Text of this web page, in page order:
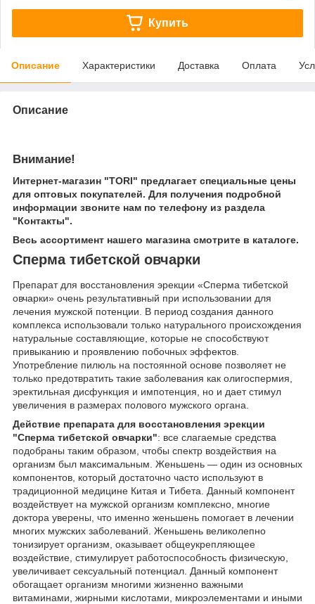
Купить
Описание Характеристики Доставка Оплата
Описание
Внимание!
Интернет-магазин "TORI" предлагает специальные цены
для оптовых покупателей. Для получения подробной
информации звоните нам по телефону из раздела
"Контакты".
Весь ассортимент нашего магазина смотрите в каталоге.
Сперма тибетской овчарки
Препарат для восстановления эрекции «Сперма тибетской
овчарки» очень результативный при использовании для
лечения мужской потенции. В период создания данного
комплекса использовали только натурального происхождения
натуральные составляющие, которые не способствуют
привыканию и проявлению побочных эффектов.
Употребление пилюль на постоянной основе позволяет не
только предотвратить такие заболевания как олигоспермия,
эректильная дисфункция и импотенция, но и дает стимул
увеличения в размерах полового мужского органа.
Действие препарата для восстановления эрекции
"Сперма тибетской овчарки": все слагаемые средства
подобраны таким образом, чтобы спектр воздействия на
организм был максимальным. Женьшень — один из основных
компонентов, который достаточно часто используют в
традиционной медицине Китая и Тибета. Данный компонент
воздействует на мужской организм комплексно, многие
доктора уверены, что именно женьшень помогает в лечении
многих мужских заболеваний. Женьшень великолепно
тонизирует организм, оказывает общеукрепляющее
воздействие, стимулирует работоспособность физическую,
увеличивает сексуальный потенциал. Данный компонент
обогащает организм многими жизненно важными
витаминами, жирными кислотами, микроэлементами и иными